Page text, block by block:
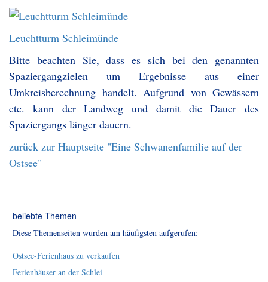
Leuchtturm Schleimünde
Bitte beachten Sie, dass es sich bei den genannten
Spaziergangzielen um Ergebnisse aus einer
Umkreisberechnung handelt. Aufgrund von Gewässern
etc. kann der Landweg und damit die Dauer des
Spaziergangs länger dauern.
zurück zur Hauptseite "Eine Schwanenfamilie auf der
Ostsee"
beliebte Themen
Diese Themenseiten wurden am häufigsten aufgerufen:
Ostsee-Ferienhaus zu verkaufen
Ferienhäuser an der Schlei